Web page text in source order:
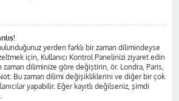
yerden farklı bir zaman dilimindeyse
için, Kullanıcı Kontrol Panelinizi ziyaret edin
zaman diliminize göre değiştirin, ör. Londra, Paris,
Bu zaman dilimi değişikliklerini ve diğer bir çok
yapabilir. Eğer kayıtlı değilseniz, şimdi